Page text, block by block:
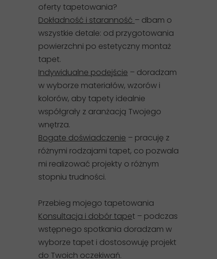
oferty tapetowania?
Dokładność i staranność – dbam o
wszystkie detale: od przygotowania
powierzchni po estetyczny montaż
tapet.
Indywidualne podejście – doradzam
w wyborze materiałów, wzorów i
kolorów, aby tapety idealnie
współgrały z aranżacją Twojego
wnętrza.
Bogate doświadczenie – pracuję z
różnymi rodzajami tapet, co pozwala
mi realizować projekty o różnym
stopniu trudności.
Przebieg mojego tapetowania
Konsultacja i dobór tapet – podczas
wstępnego spotkania doradzam w
wyborze tapet i dostosowuję projekt
do Twoich oczekiwań.